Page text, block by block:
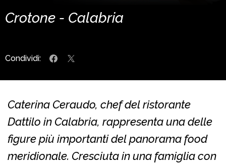
Crotone - Calabria
Condividi:
Caterina Ceraudo, chef del ristorante
Dattilo in Calabria, rappresenta una delle
figure più importanti del panorama food
meridionale. Cresciuta in una famiglia con